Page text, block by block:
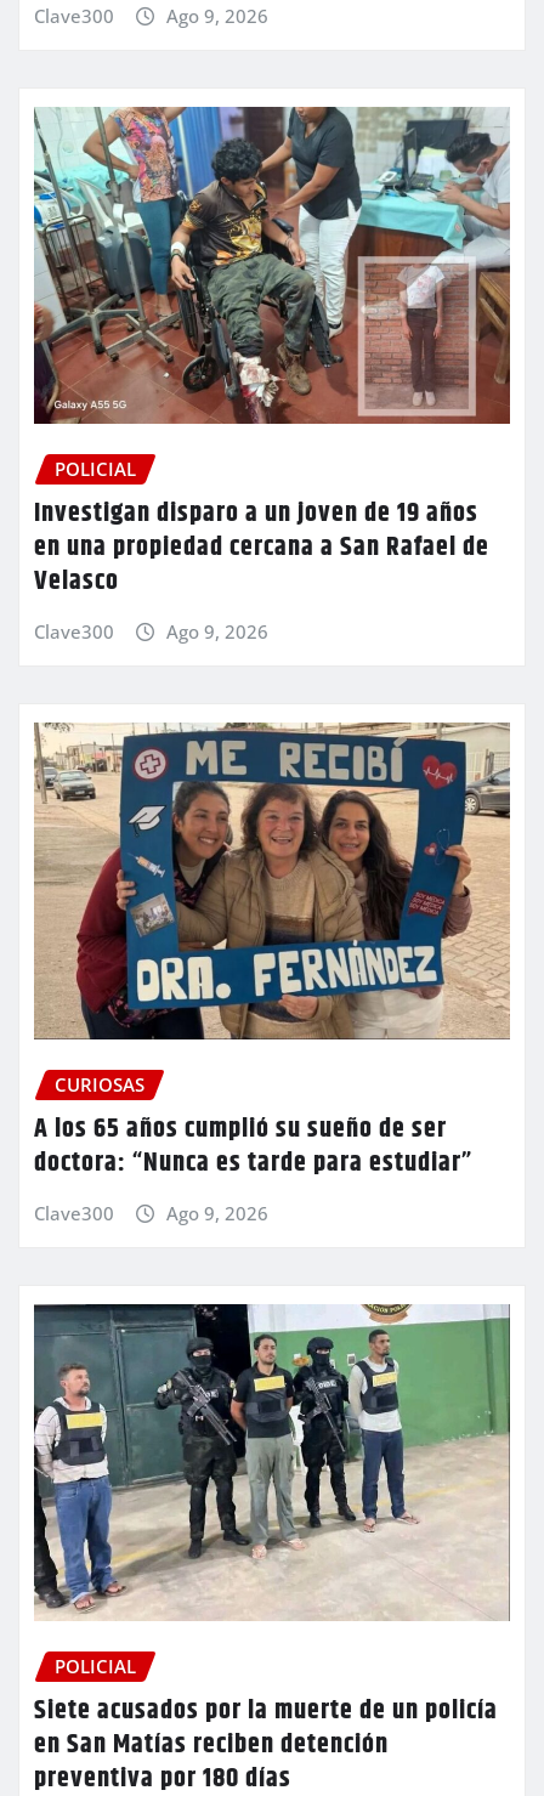
Clave300 Ago 9, 2026
POLICIAL
Investigan disparo a un joven de 19 años
en una propiedad cercana a San Rafael de
Velasco
Clave300 Ago 9, 2026
CURIOSAS
A los 65 años cumplió su sueño de ser
doctora: “Nunca es tarde para estudiar”
Clave300 Ago 9, 2026
POLICIAL
Siete acusados por la muerte de un policía
en San Matías reciben detención
preventiva por 180 días